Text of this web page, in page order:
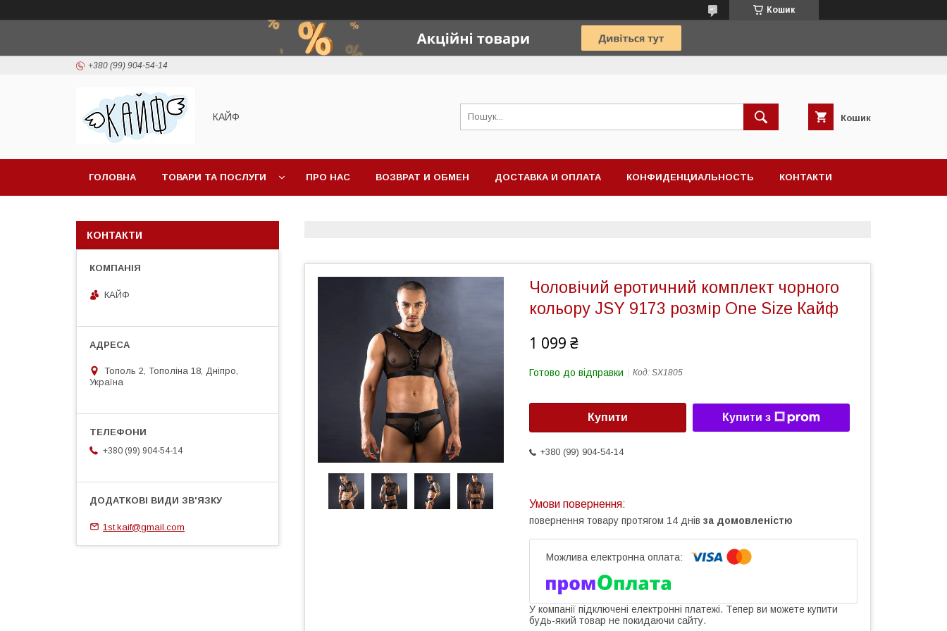
Кошик
+380 (99) 904-54-14
КАЙФ Кошик
ГОЛОВНА ТОВАРИ ТА ПОСЛУГИ ПРО НАС ВОЗВРАТ И ОБМЕН ДОСТАВКА И ОПЛАТА КОНФИДЕНЦИАЛЬНОСТЬ КОНТАКТИ
Чоловічий еротичний комплект чорного
кольору JSY 9173 розмір One Size Кайф
1 099 ₴
Готово до відправки Код: SX1805
Купити Купити з
+380 (99) 904-54-14
повернення товару протягом 14 днів за домовленістю
У компанії підключені електронні платежі. Тепер ви можете купити
будь-який товар не покидаючи сайту.
КОНТАКТИ
КАЙФ
Тополь 2, Тополіна 18, Дніпро,
Україна
+380 (99) 904-54-14
1st.kaif@gmail.com